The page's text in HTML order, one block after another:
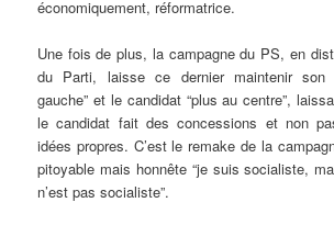
économiquement, réformatrice.
Une fois de plus, la campagne du PS, en
du Parti, laisse ce dernier maintenir son
gauche” et le candidat “plus au centre”,
le candidat fait des concessions et non
idées propres. C’est le remake de la
pitoyable mais honnête “je suis socialiste,
n’est pas socialiste”.